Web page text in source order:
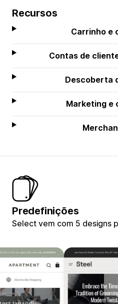
Recursos
Carrinho e
Contas de
Descoberta
Marketing e
Predefinições
Select vem com 5 designs